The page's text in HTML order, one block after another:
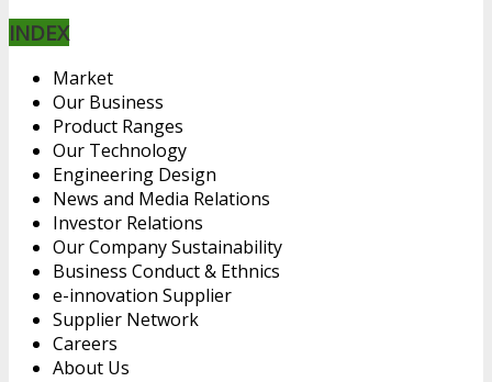
INDEX
Market
Our Business
Product Ranges
Our Technology
Engineering Design
News and Media Relations
Investor Relations
Our Company Sustainability
Business Conduct & Ethnics
e-innovation Supplier
Supplier Network
Careers
About Us